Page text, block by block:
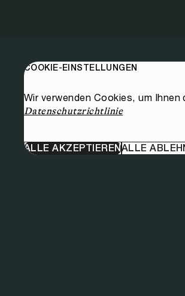
COOKIE-EINSTELLUNGEN
Wir verwenden Cookies, um
Datenschutzrichtlinie
ALLE AKZEPTIERENALLE